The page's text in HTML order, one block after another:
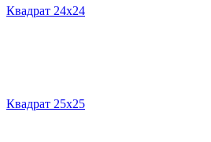
Квадрат 24х24
Квадрат 25х25